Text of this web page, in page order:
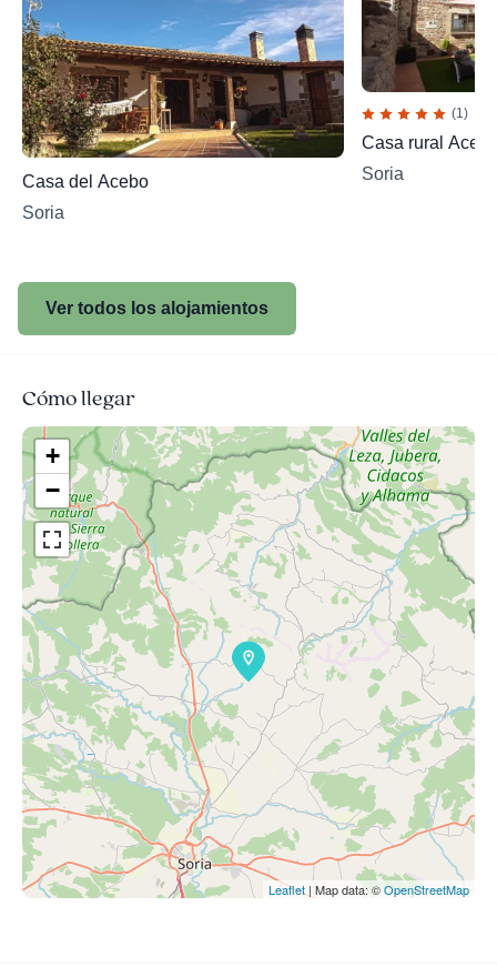
Casa del Acebo
Soria
(1)
Casa rural
Soria
Ver todos los alojamientos
Cómo llegar
+
−
Leaflet | Map data: ©OpenStreetMap